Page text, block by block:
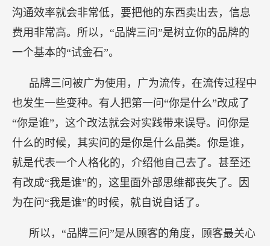
沟通效率就会非常低，要把他的东西卖出去，信息
费用非常高。所以，“品牌三问”是树立你的品牌的
一个基本的“试金石”。
品牌三问被广为使用，广为流传，在流传过程中
也发生一些变种。有人把第一问“你是什么”改成了
“你是谁”，这个改法就会对实践带来误导。问你是
什么的时候，其实问的是你是什么品类。你是谁，
就是代表一个人格化的，介绍他自己去了。甚至还
有改成“我是谁”的，这里面外部思维都丧失了。因
为在问“我是谁”的时候，就自说自话了。
所以，“品牌三问”是从顾客的角度，顾客最关心